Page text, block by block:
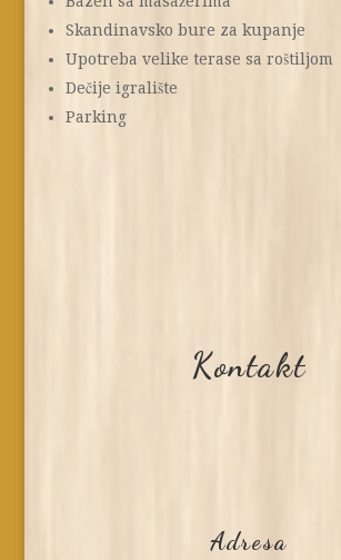
Skandinavsko bure za kupanje
Upotreba velike terase sa roštiljom
Dečije igralište
Parking
Kontakt
Adresa